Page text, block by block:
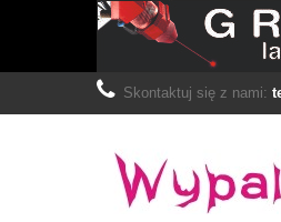
Skontaktuj się z nami: